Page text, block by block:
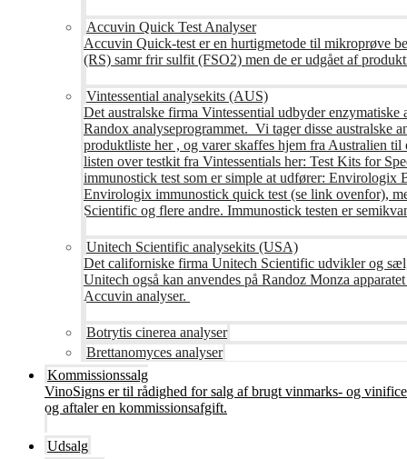
Accuvin Quick Test Analyser
Accuvin Quick-test er en hurtigmetode til mikroprøve
(RS) samr frir sulfit (FSO2) men de er udgået af
Vintessential analysekits (AUS)
Det australske firma Vintessential udbyder
Randox analyseprogrammet. Vi tager disse australske
produktliste her , og varer skaffes hjem fra Australien
listen over testkit fra Vintessentials her: Test Kits for
immunostick test som er simple at udfører: Envirologix
Envirologix immunostick quick test (se link ovenfor),
Scientific og flere andre. Immunostick testen er
Unitech Scientific analysekits (USA)
Det californiske firma Unitech Scientific udvikler og
Unitech også kan anvendes på Randoz Monza
Accuvin analyser.
Botrytis cinerea analyser
Brettanomyces analyser
Kommissionssalg
VinoSigns er til rådighed for salg af brugt vinmarks- og
og aftaler en kommissionsafgift.
Udsalg